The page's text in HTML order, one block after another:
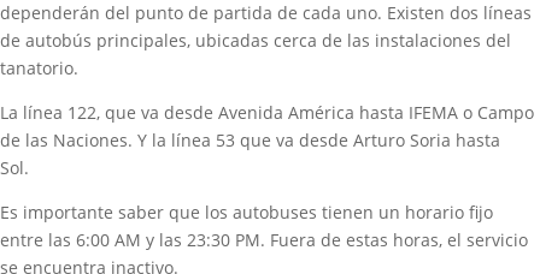
dependerán del punto de partida de cada uno. Existen dos líneas
de autobús principales, ubicadas cerca de las instalaciones del
tanatorio.
La línea 122, que va desde Avenida América hasta IFEMA o Campo
de las Naciones. Y la línea 53 que va desde Arturo Soria hasta
Sol.
Es importante saber que los autobuses tienen un horario fijo
entre las 6:00 AM y las 23:30 PM. Fuera de estas horas, el servicio
se encuentra inactivo.